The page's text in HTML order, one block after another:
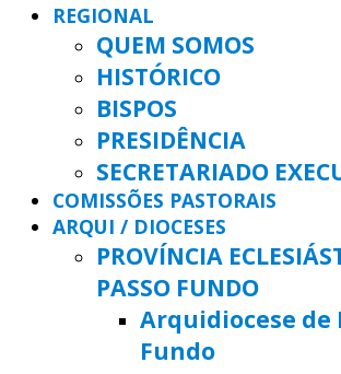
REGIONAL
QUEM SOMOS
HISTÓRICO
BISPOS
PRESIDÊNCIA
SECRETARIADO
COMISSÕES PASTORAIS
ARQUI / DIOCESES
PROVÍNCIA
PASSO FUNDO
Arquidiocese de
Fundo